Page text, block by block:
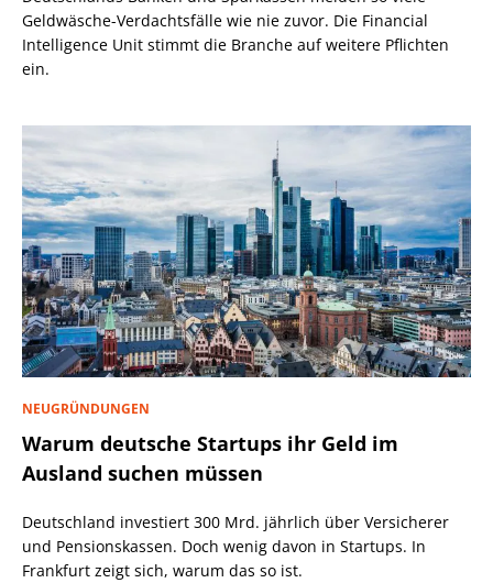
Geldwäsche-Verdachtsfälle wie nie zuvor. Die Financial
Intelligence Unit stimmt die Branche auf weitere Pflichten
ein.
NEUGRÜNDUNGEN
Warum deutsche Startups ihr Geld im
Ausland suchen müssen
Deutschland investiert 300 Mrd. jährlich über Versicherer
und Pensionskassen. Doch wenig davon in Startups. In
Frankfurt zeigt sich, warum das so ist.